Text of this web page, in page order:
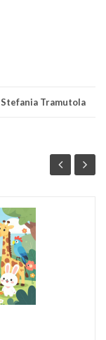
Stefania Tramutola